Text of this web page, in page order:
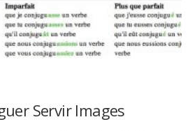
Servir Images